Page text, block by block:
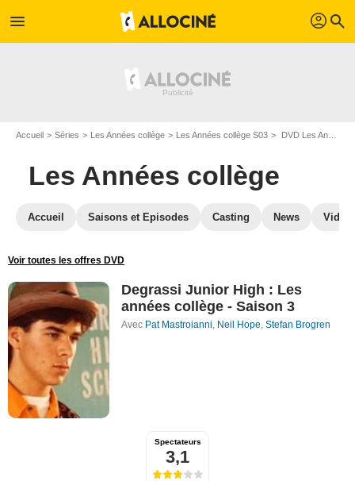
menu profil search
Accueil Séries Les Années collège Les Années collège S03 DVD Les Années collège S03
Les Années collège
Accueil Saisons et Episodes Casting News
Voir toutes les offres DVD
Degrassi Junior High : Les
années collège - Saison 3
Avec Pat Mastroianni, Neil Hope,Stefan Brogren
Spectateurs
3,1